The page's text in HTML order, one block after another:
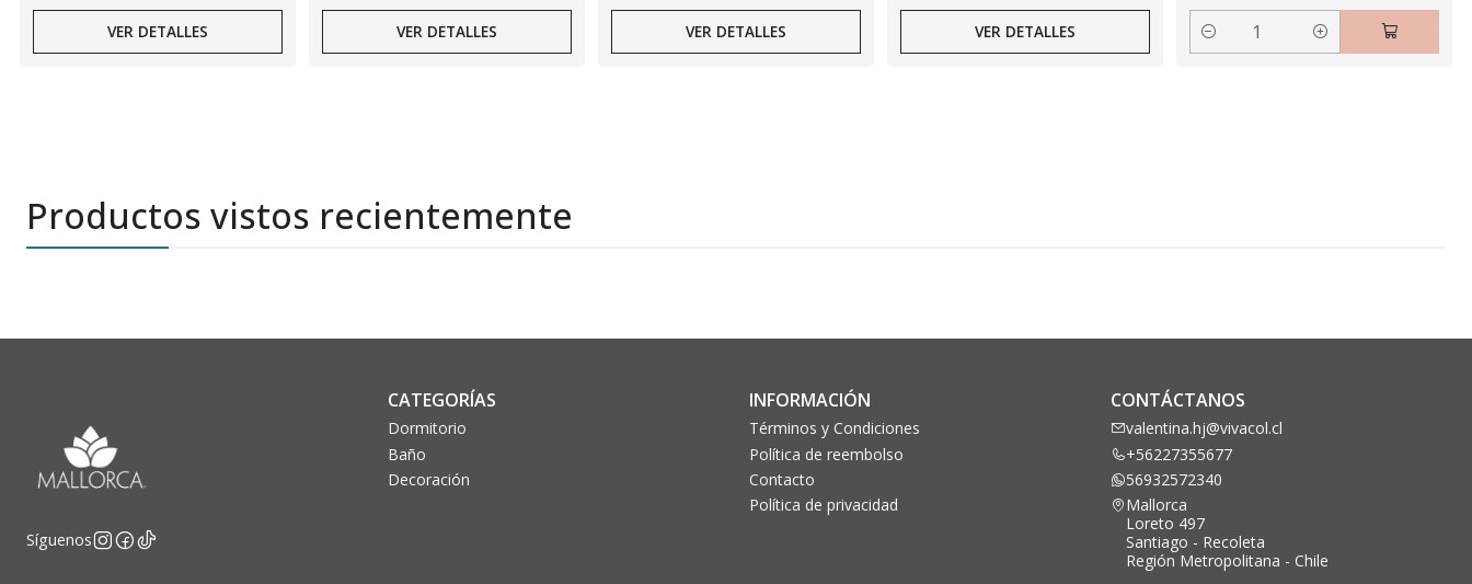
VER DETALLES VER DETALLES VER DETALLES VER DETALLES
Cantidad
Productos vistos recientemente
Síguenos
CATEGORÍAS
Dormitorio
Baño
Decoración
INFORMACIÓN
Términos y Condiciones
Política de reembolso
Contacto
Política de privacidad
CONTÁCTANOS
valentina.hj@vivacol.cl
+56227355677
56932572340
Mallorca
Loreto 497
Santiago - Recoleta
Región Metropolitana - Chile